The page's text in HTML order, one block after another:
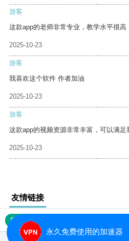
游客
这款app的老师非常专业，教学水平很高
2025-10-23
游客
我喜欢这个软件 作者加油
2025-10-23
游客
这款app的视频资源非常丰富，可以满足
2025-10-23
友情链接
网站地图
永久免费使用的加速器